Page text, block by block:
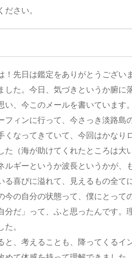
さい。
！先日は鑑定をありがとうござい
した。今日、気づきというか腑に
い、今このメールを書いています
フィンに行って、今さっき淡路島
くなってきていて、今回はかなり
た（海が助けてくれたところは大
ルギーというか波長というかが、
る喜びに溢れて、見えるもの全て
今の自分の状態って、僕にとって
分だ」って、ふと思ったんです。
。
と、考えることも、降ってくるイ